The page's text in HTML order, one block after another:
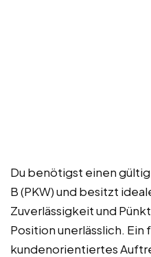
Du benötigst einen
B (PKW) und besitzt
Zuverlässigkeit und
Position unerlässlich. Ein
kundenorientiertes